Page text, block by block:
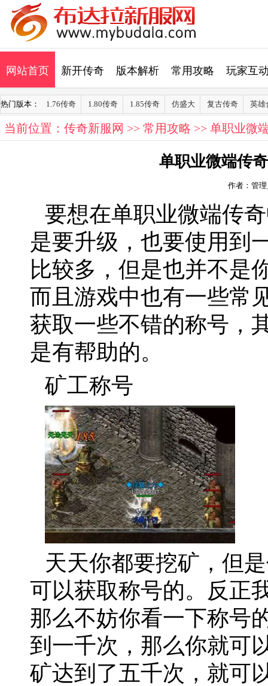
网站首页 新开传奇 版本解析 常用攻略 玩家互
热门版本： 1.76传奇 1.80传奇 1.85传奇 仿盛大 复古传奇 英雄
当前位置： 传奇新服网 >> 常用攻略 >> 单职业微
单职业微端传
作者：管
要想在单职业微端传
是要升级，也要使用到
比较多，但是也并不是
而且游戏中也有一些常
获取一些不错的称号，
是有帮助的。
矿工称号
天天你都要挖矿，但
可以获取称号的。反正
那么不妨你看一下称号
到一千次，那么你就可
矿达到了五千次，就可